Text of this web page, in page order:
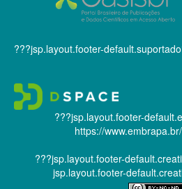
???jsp.layout.footer-
???jsp.layout.footer-
https://
???jsp.layout.footer-
jsp.layout.footer-